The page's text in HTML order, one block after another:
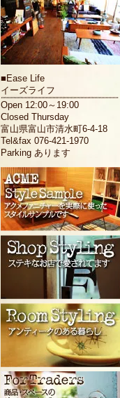
■ Ease Life
イーズライフ
Open 12:00～19:00
Closed Thursday
富山県富山市清水町6-4-18
Tel&fax 076-421-1970
Parking あります